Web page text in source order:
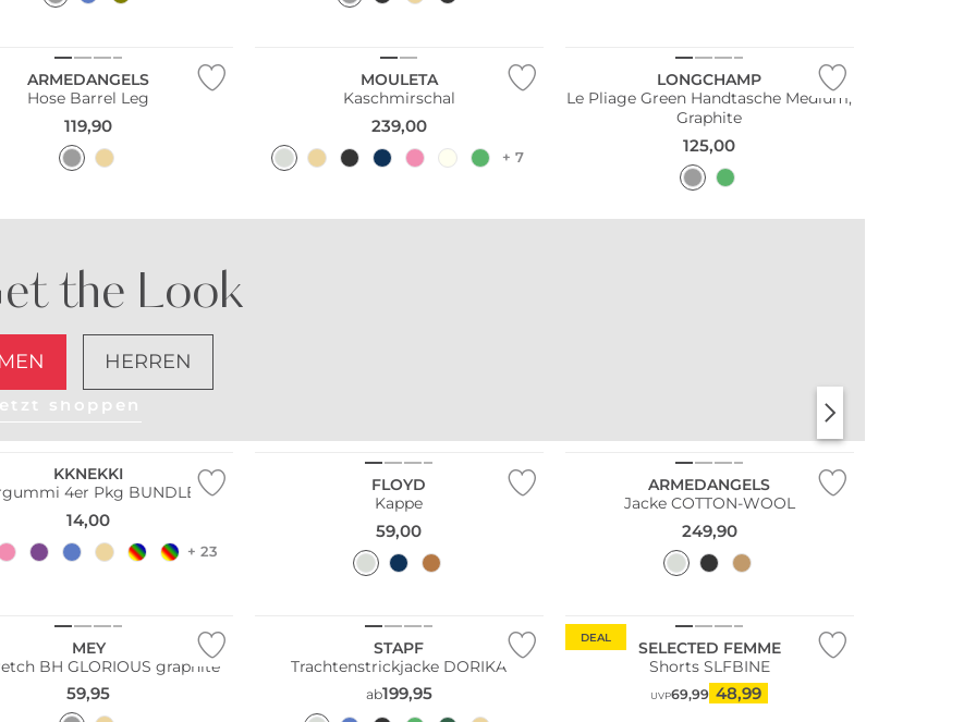
ARMEDANGELS
Hose Barrel Leg
119,90
MOULETA
Kaschmirschal
239,00
+ 7
LONGCHAMP
Le Pliage Green Handtasche Medium,
Graphite
125,00
the Look
HERREN
shoppen
KKNEKKI
4er Pkg BUNDLE 9
14,00
+ 23
FLOYD
Kappe
59,00
ARMEDANGELS
Jacke COTTON-WOOL
249,90
MEY
BH GLORIOUS graphite
59,95
STAPF
Trachtenstrickjacke DORIKA
ab199,95
DEAL
SELECTED FEMME
Shorts SLFBINE
UVP69,99 48,99